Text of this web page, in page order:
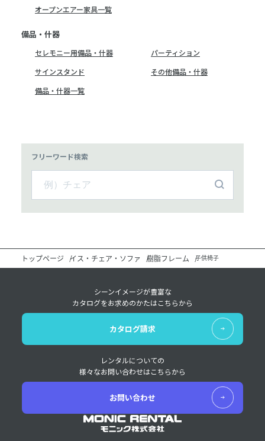
オープンエアー家具一覧
備品・什器
セレモニー用備品・什器
パーティション
サインスタンド
その他備品・什器
備品・什器一覧
フリーワード検索
トップページ イス・チェア・ソファ 樹脂フレーム 子供椅子
シーンイメージが豊富な
カタログをお求めのかたはこちらから
カタログ請求
レンタルについての
様々なお問い合わせはこちらから
お問い合わせ